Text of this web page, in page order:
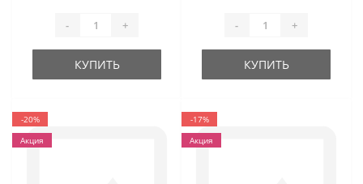
- +
КУПИТЬ
- +
КУПИТЬ
-20%
Акция
-17%
Акция